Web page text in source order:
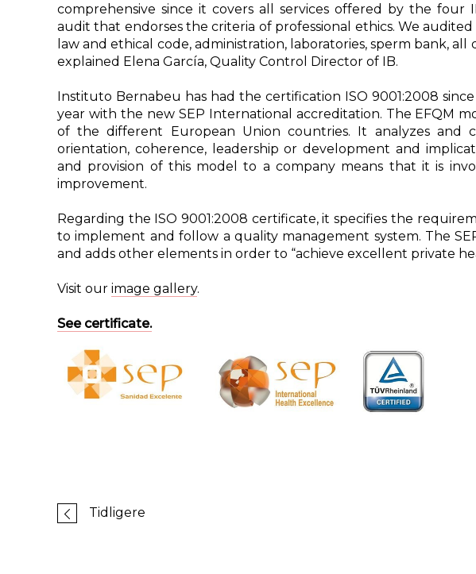
comprehensive since it covers all services offered by the four
audit that endorses the criteria of professional ethics. We
law and ethical code, administration, laboratories, sperm bank, all
explained Elena García, Quality Control Director of IB.
Instituto Bernabeu has had the certification ISO 9001:2008
year with the new SEP International accreditation. The EFQM
of the different European Union countries. It analyzes and
orientation, coherence, leadership or development and
and provision of this model to a company means that it is
improvement.
Regarding the ISO 9001:2008 certificate, it specifies the
to implement and follow a quality management system. The
and adds other elements in order to “achieve excellent private
Visit our image gallery.
See certificate.
Tidligere